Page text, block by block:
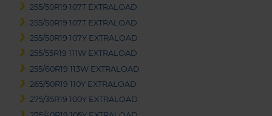
255/50R19 107T EXTRALOAD
255/50R19 107T EXTRALOAD
255/50R19 107Y EXTRALOAD
255/55R19 111W EXTRALOAD
255/60R19 113W EXTRALOAD
265/50R19 110Y EXTRALOAD
275/35R19 100Y EXTRALOAD